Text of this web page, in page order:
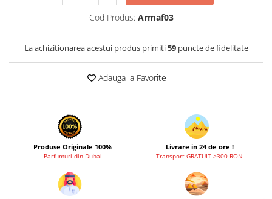
Asdaaf
Asten
Frederic Patric
French Avenue
Cod Produs: Armaf03
La achizitionarea acestui produs primiti59puncte de fidelitate
Adauga la Favorite
Produse Originale 100%
Parfumuri din Dubai
Livrare in 24 de ore !
Transport GRATUIT >300 RON